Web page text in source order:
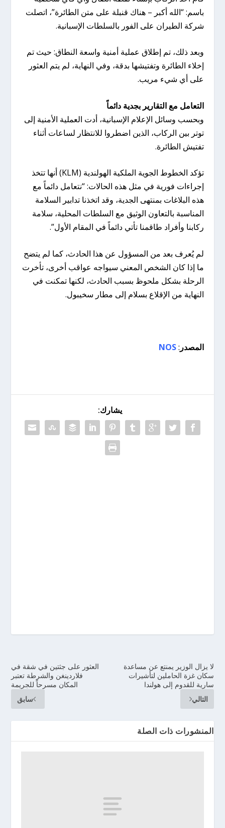
باسم: “الله أكبر – هناك قنبلة على متن الطائرة”، اتصلت
شركة الطيران على الفور بالسلطات الإسبانية.
وبعد ذلك، تم إطلاق عملية أمنية واسعة النطاق: حيث تم
إخلاء الطائرة وتفتيشها بدقة، وفي النهاية، لم يتم العثور
على أي شيء مريب.
التعامل مع التقارير بجدية دائماً
وبحسب وسائل الإعلام الإسبانية، أدت العملية الأمنية إلى
توتر بين الركاب، الذين اضطروا للانتظار لساعات أثناء
تفتيش الطائرة.
تؤكد الخطوط الجوية الملكية الهولندية (KLM) أنها تتخذ
إجراءات فورية في مثل هذه الحالات: “نتعامل دائماً مع
هذه البلاغات بمنتهى الجدية، وقد اتخذنا تدابير السلامة
المناسبة بالتعاون الوثيق مع السلطات المحلية، سلامة
ركابنا وأفراد طاقمنا تأتي دائماً في المقام الأول”.
لم يُعرف بعد من المسؤول عن هذا الحادث، كما لم يتضح
ما إذا كان الشخص المعني سيواجه عواقب أخرى، تأخرت
الرحلة بشكل ملحوظ بسبب الحادث، لكنها تمكنت في
النهاية من الإقلاع بسلام إلى مطار سخيبول.
المصدر :
NOS
يشارك:
العثور على جثتين في شقة في
فلاردينغن والشرطة تعتبر
المكان مسرحاً للجريمة
سابق
لا يزال الوزير يمنتع عن مساعدة
سكان غزة الحاملين لتأشيرات
سارية للقدوم إلى هولندا
التالي
المنشورات ذات الصلة